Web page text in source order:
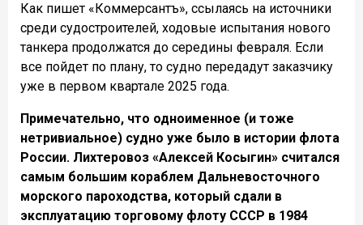
Как пишет «Коммерсантъ», ссылаясь на источники
среди судостроителей, ходовые испытания нового
танкера продолжатся до середины февраля. Если
все пойдет по плану, то судно передадут заказчику
уже в первом квартале 2025 года.
Примечательно, что одноименное (и тоже
нетривиальное) судно уже было в истории флота
России. Лихтеровоз «Алексей Косыгин» считался
самым большим кораблем Дальневосточного
морского пароходства, который сдали в
эксплуатацию торговому флоту СССР в 1984